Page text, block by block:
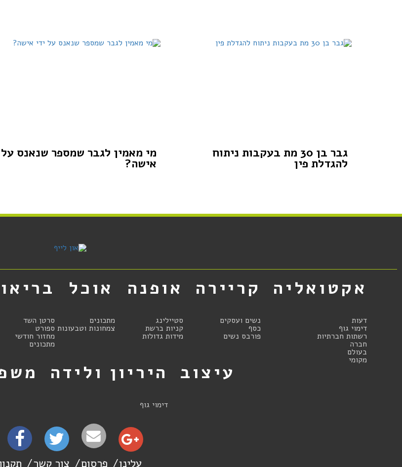
גבר בן 30 מת בעקבות ניתוח
להגדלת פין
מי מאמין לגבר שמספר שנאנס על
אישה?
אקטואליה
דעות
דימוי גוף
רשתות חברתיות
חברה
בעולם
מקומי
קריירה
נשים ועסקים
כסף
פורבס נשים
אופנה
סטיילינג
קניות ברשת
מידות גדולות
אוכל
מתכונים
צמחונות וטבעונות
סרטן השד
ספורט
מחזור חודשי
מתכונים
עיצוב היריון ולידה
דימוי גוף
עלינו פרסום צור קשר תקנון